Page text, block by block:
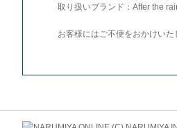
取り扱いブランド：After the
お客様にはご不便をおかけい